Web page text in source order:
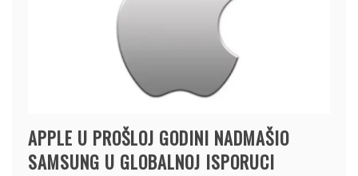
APPLE U PROŠLOJ GODINI NADMAŠIO
SAMSUNG U GLOBALNOJ ISPORUCI